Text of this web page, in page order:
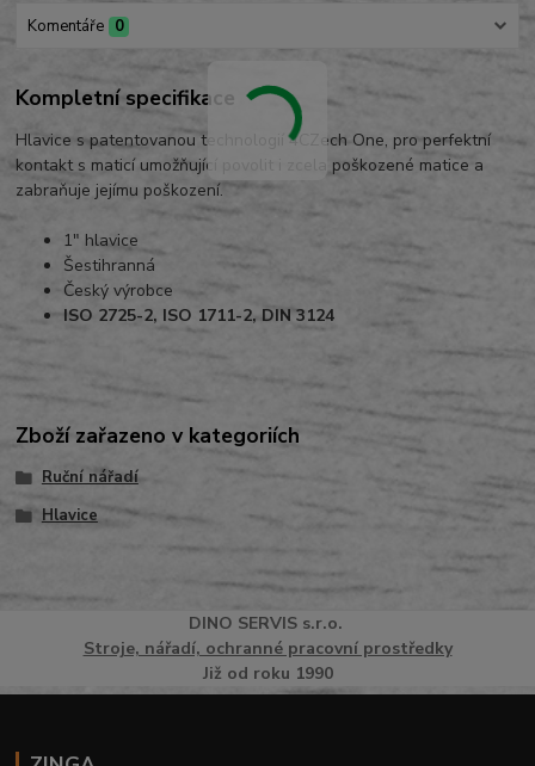
Komentáře 0
Kompletní specifikace
Hlavice s patentovanou technologií 4CZech One, pro perfektní
kontakt s maticí umožňující povolit i zcela poškozené matice a
zabraňuje jejímu poškození.
1" hlavice
Šestihranná
Český výrobce
ISO 2725-2, ISO 1711-2, DIN 3124
Zboží zařazeno v kategoriích
Ruční nářadí
Hlavice
DINO SERVISs.r.o.
Stroje, nářadí, ochranné pracovní prostředky
Již od roku 1990